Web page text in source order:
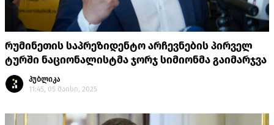
რუმინეთის საპრეზიდენტო არჩევნების პირველ
ტურში ნაციონალისტმა ჯორჯ სიმიონმა გაიმარჯვა
პუბლიკა
11:45, 05 მაისი, 2025